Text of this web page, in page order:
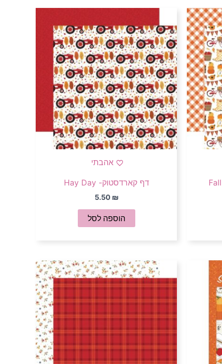
אהבתי
דף קארדסטוק- Hay Day
5.50 ₪
הוספה לסל